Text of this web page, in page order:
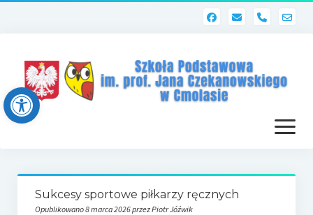
Open toolbar
phone
otwórz
menu
Dziennik elektroniczny (Librus)
Sukcesy sportowe piłkarzy ręcznych
Opublikowano 8 marca 2026 przez Piotr Jóźwik